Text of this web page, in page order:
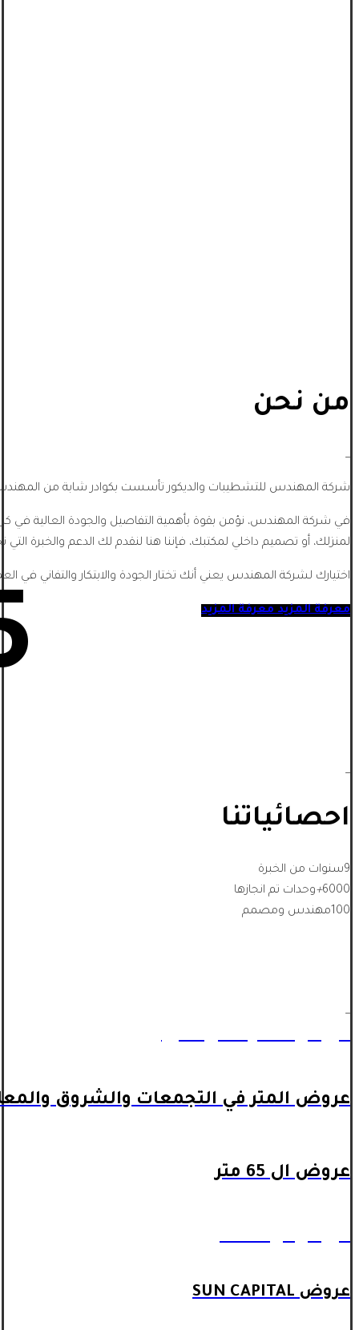
من نحن
_
شركة المهندس للتشطيبات والديكور تأسست بكوادر شابة من
في شركة المهندس، نؤمن بقوة بأهمية التفاصيل والجودة العالية
لمنزلك، أو تصميم داخلي لمكتبك، فإننا هنا لنقدم لك الدعم والخبرة التي
اختيارك لشركة المهندس يعني أنك تختار الجودة والابتكار والتفاني في
معرفة المزيدمعرفة المزيد
_
احصائياتنا
9سنوات من الخبرة
6000
+وحدات تم انجازها
100 مهندس ومصمم
_
عروض المتر داخل اكتوبر
عروض المتر في التجمعات والشروق
عروض ال 65 متر
عروض ال 90 متر
عروض SUN CAPITAL